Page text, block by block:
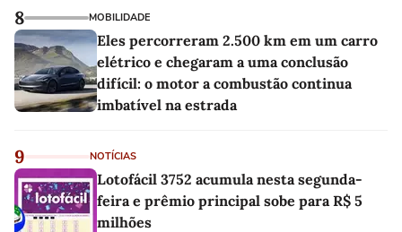
8 MOBILIDADE
Eles percorreram 2.500 km em um carro
elétrico e chegaram a uma conclusão
difícil: o motor a combustão continua
imbatível na estrada
9 NOTÍCIAS
Lotofácil 3752 acumula nesta segunda-
feira e prêmio principal sobe para R$ 5
milhões